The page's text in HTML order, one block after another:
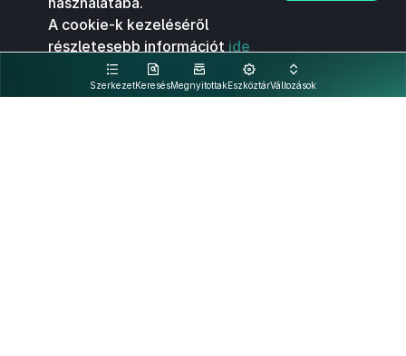
SzerkezetKeresésMegnyitottakEszköztárVáltozások
A cookie-k kezeléséről
részletesebb információt ide
kattintva olvashat.